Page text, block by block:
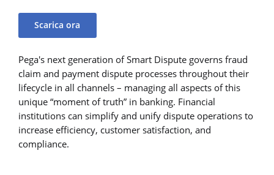
Scarica ora
Pega's next generation of Smart Dispute governs fraud
claim and payment dispute processes throughout their
lifecycle in all channels – managing all aspects of this
unique “moment of truth” in banking. Financial
institutions can simplify and unify dispute operations to
increase efficiency, customer satisfaction, and
compliance.